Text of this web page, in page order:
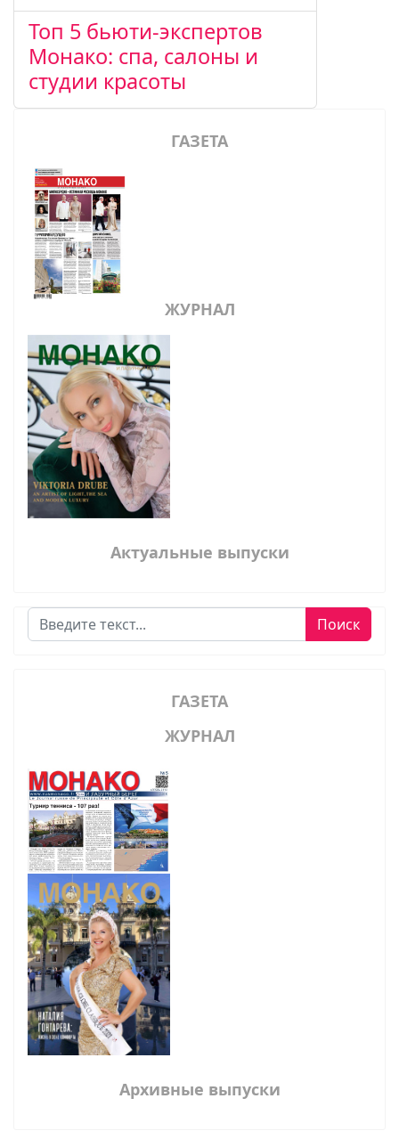
Топ 5 бьюти-экспертов
Монако: спа, салоны и
студии красоты
ГАЗЕТА
ЖУРНАЛ
Актуальные выпуски
Поиск Поиск
ГАЗЕТА
ЖУРНАЛ
Архивные выпуски